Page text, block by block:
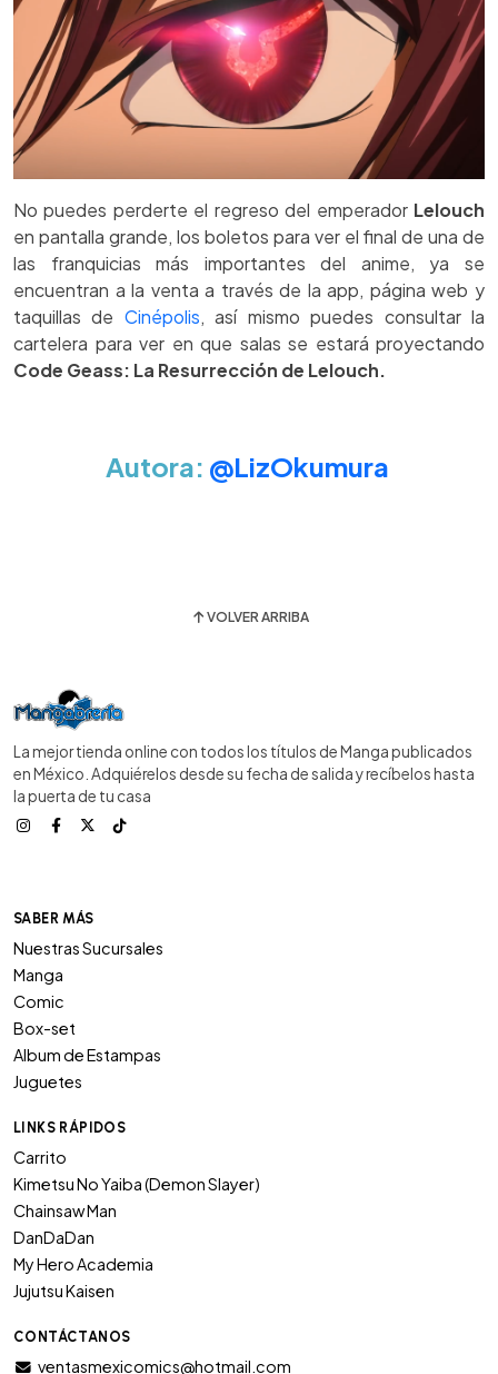
No puedes perderte el regreso del emperador Lelouch
en pantalla grande, los boletos para ver el final de una de
las franquicias más importantes del anime, ya se
encuentran a la venta a través de la app, página web y
taquillas de Cinépolis, así mismo puedes consultar la
cartelera para ver en que salas se estará proyectando
Code Geass: La Resurrección de Lelouch.
Autora: @LizOkumura
VOLVER ARRIBA
La mejor tienda online con todos los títulos de Manga publicados
en México. Adquiérelos desde su fecha de salida y recíbelos hasta
la puerta de tu casa
SABER MÁS
Nuestras Sucursales
Manga
Comic
Box-set
Album de Estampas
Juguetes
LINKS RÁPIDOS
Carrito
Kimetsu No Yaiba (Demon Slayer)
Chainsaw Man
DanDaDan
My Hero Academia
Jujutsu Kaisen
CONTÁCTANOS
ventasmexicomics@hotmail.com